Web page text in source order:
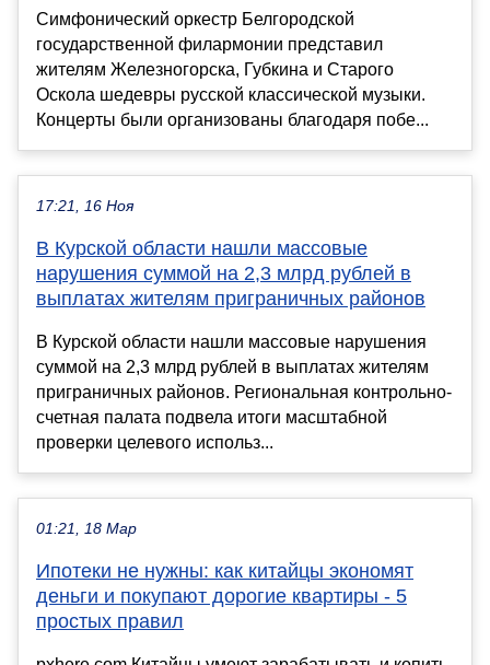
Симфонический оркестр Белгородской
государственной филармонии представил
жителям Железногорска, Губкина и Старого
Оскола шедевры русской классической музыки.
Концерты были организованы благодаря побе...
17:21, 16 Ноя
В Курской области нашли массовые
нарушения суммой на 2,3 млрд рублей в
выплатах жителям приграничных районов
В Курской области нашли массовые нарушения
суммой на 2,3 млрд рублей в выплатах жителям
приграничных районов. Региональная контрольно-
счетная палата подвела итоги масштабной
проверки целевого использ...
01:21, 18 Мар
Ипотеки не нужны: как китайцы экономят
деньги и покупают дорогие квартиры - 5
простых правил